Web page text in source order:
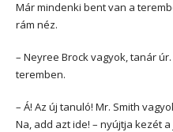
Már mindenki bent van a
rám néz.
– Neyree Brock vagyok, tanár
teremben.
– Á! Az új tanuló! Mr. Smith
Na, add azt ide! – nyújtja kezét